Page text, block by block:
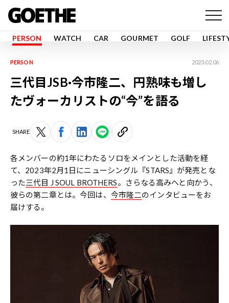
PERSON WATCH CAR GOURMET GOLF
PERSON 2023.02.06
三代目JSB·今市隆二、円熟味も増し
たヴォーカリストの“今”を語る
SHARE
各メンバーの約1年にわたるソロをメインとした活動を経
て、2023年2月1日にニューシングル『STARS』が発売とな
った三代目 J SOUL BROTHERS。さらなる高みへと向かう、
彼らの第二章とは――。今回は、 今市隆二のインタビューをお
届けする。